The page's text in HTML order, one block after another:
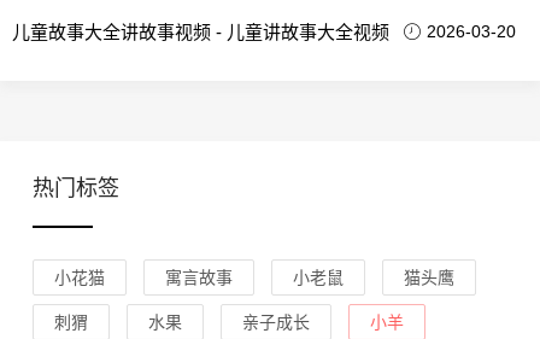
儿童故事大全讲故事视频 - 儿童讲故事大全视频 2026-03-20
热门标签
小花猫 寓言故事 小老鼠 猫头鹰
刺猬 水果 亲子成长 小羊